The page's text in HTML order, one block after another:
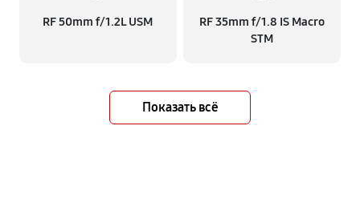
RF 50mm f/1.2L USM
RF 35mm f/1.8 IS Macro
STM
Показать всё